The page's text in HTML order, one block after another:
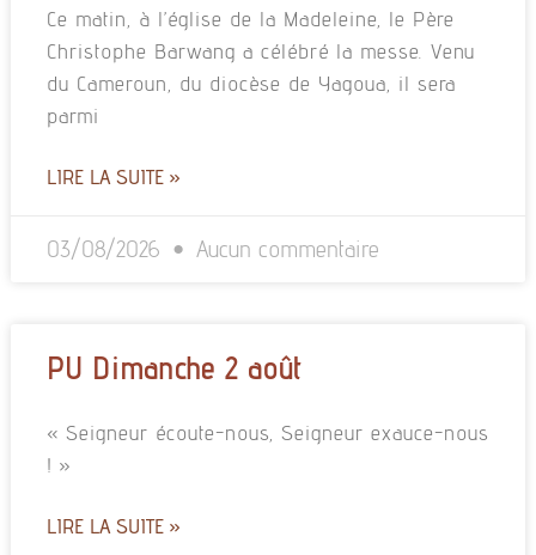
Ce matin, à l’église de la Madeleine, le Père
Christophe Barwang a célébré la messe. Venu
du Cameroun, du diocèse de Yagoua, il sera
parmi
LIRE LA SUITE »
03/08/2026 Aucun commentaire
PU Dimanche 2 août
« Seigneur écoute-nous, Seigneur exauce-nous
! »
LIRE LA SUITE »